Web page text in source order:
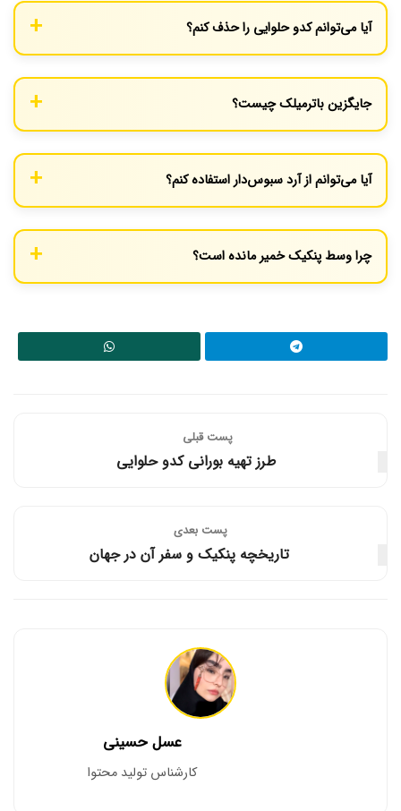
پنکیک است. همیشه از تازگی مواد پف‌دهنده اطمینان حاصل کنید.
آیا می‌توانم کدو حلوایی را حذف کنم؟
باید مقدار شیر را کمی بیشتر کنید تا غلظت مایه تنظیم شود. برای
دستور ساده، به «طرز تهیه پنکیک کلاسیک» (لینک فرضی) مراجعه کنید.
جایگزین باترمیلک چیست؟
بهترین جایگزین خانگی است. همچنین می‌توانید از ماست رقیق شده
هم استفاده کنید.
آیا می‌توانم از آرد سبوس‌دار استفاده کنم؟
آرد را سفید و نیمی را سبوس‌دار بریزید.
چرا وسط پنکیک خمیر مانده است؟
پست قبلی
طرز تهیه بورانی کدو حلوایی
پست‌ بعدی
تاریخچه پنکیک و سفر آن در جهان
عسل حسینی
کارشناس تولید محتوا